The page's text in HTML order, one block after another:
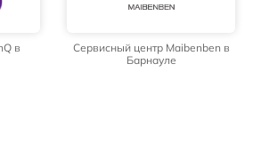
в
Сервисный центр Maibenben в
Барнауле